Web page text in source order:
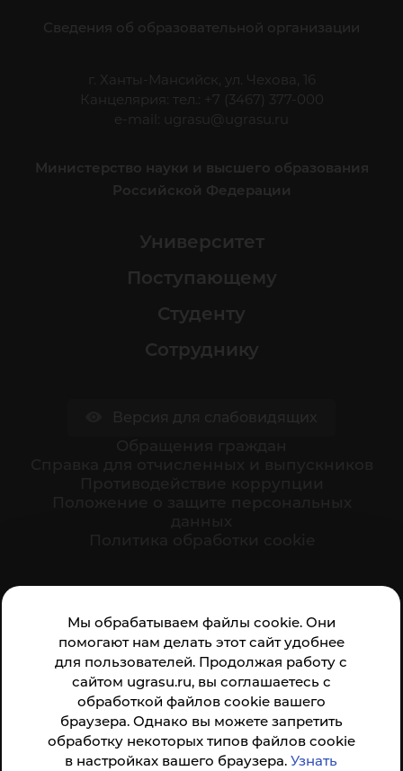
Мы обрабатываем файлы cookie. Они
помогают нам делать этот сайт удобнее
для пользователей. Продолжая работу с
сайтом ugrasu.ru, вы соглашаетесь с
обработкой файлов cookie вашего
браузера. Однако вы можете запретить
обработку некоторых типов файлов cookie
в настройках вашего браузера.Узнать
Сведения об образовательной организации
г. Ханты-Мансийск, ул. Чехова, 16
Канцелярия: тел.: +7 (3467) 377-000
e-mail:
ugrasu@ugrasu.ru
Министерство науки и высшего образования
Российской Федерации
Университет
Поступающему
Студенту
Сотруднику
организации:
Анкета доступна по QR-коду, а так же по прямой
ссылке